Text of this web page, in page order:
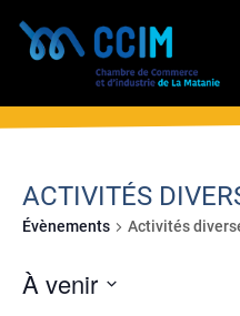
ACTIVITÉS
Évènements Activités
À venir